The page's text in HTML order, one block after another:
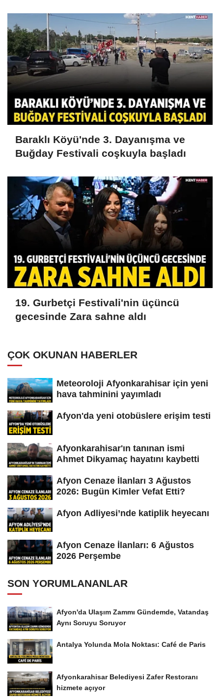
Baraklı Köyü'nde 3. Dayanışma ve
Buğday Festivali coşkuyla başladı
19. Gurbetçi Festivali'nin üçüncü
gecesinde Zara sahne aldı
ÇOK OKUNAN HABERLER
Meteoroloji Afyonkarahisar için yeni
hava tahminini yayımladı
Afyon'da yeni otobüslere erişim testi
Afyonkarahisar'ın tanınan ismi
Ahmet Dikyamaç hayatını kaybetti
Afyon Cenaze İlanları 3 Ağustos
2026: Bugün Kimler Vefat Etti?
Afyon Adliyesi’nde katiplik heyecanı
Afyon Cenaze İlanları: 6 Ağustos
2026 Perşembe
SON YORUMLANANLAR
Afyon'da Ulaşım Zammı Gündemde, Vatandaş
Aynı Soruyu Soruyor
Antalya Yolunda Mola Noktası: Café de Paris
Afyonkarahisar Belediyesi Zafer Restoranı
hizmete açıyor